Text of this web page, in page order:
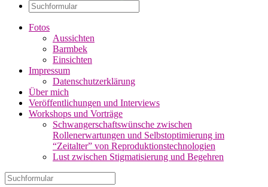
Fotos
Aussichten
Barmbek
Einsichten
Impressum
Datenschutzerklärung
Über mich
Veröffentlichungen und Interviews
Workshops und Vorträge
Schwangerschaftswünsche zwischen
Rollenerwartungen und Selbstoptimierung im
“Zeitalter” von Reproduktionstechnologien
Lust zwischen Stigmatisierung und Begehren